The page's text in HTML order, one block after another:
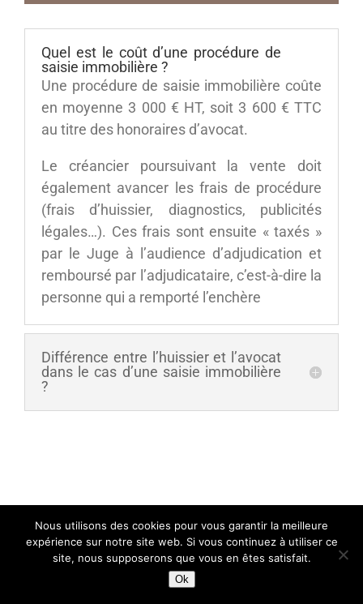
Quel est le coût d’une procédure de
saisie immobilière ?
Une procédure de saisie immobilière coûte
en moyenne 3 000 € HT, soit 3 600 € TTC
au titre des honoraires d’avocat.
Le créancier poursuivant la vente doit
également avancer les frais de procédure
(frais d’huissier, diagnostics, publicités
légales…). Ces frais sont ensuite « taxés »
par le Juge à l’audience d’adjudication et
remboursé par l’adjudicataire, c’est-à-dire la
personne qui a remporté l’enchère
Différence entre l’huissier et l’avocat
dans le cas d’une saisie immobilière
?
Nous utilisons des cookies pour vous garantir la meilleure
expérience sur notre site web. Si vous continuez à utiliser ce
site, nous supposerons que vous en êtes satisfait.
Ok